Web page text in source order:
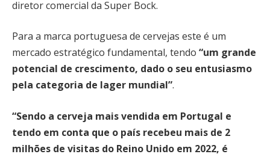
diretor comercial da Super Bock.
Para a marca portuguesa de cervejas este é um
mercado estratégico fundamental, tendo “um grande
potencial de crescimento, dado o seu entusiasmo
pela categoria de lager mundial”.
“Sendo a cerveja mais vendida em Portugal e
tendo em conta que o país recebeu mais de 2
milhões de visitas do Reino Unido em 2022, é